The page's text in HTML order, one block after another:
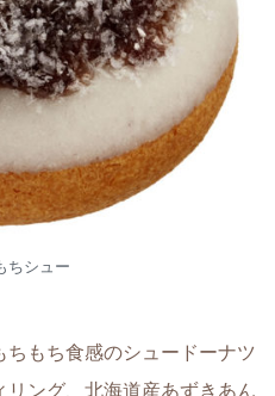
ちシュー
ちもち食感のシュードーナツ
ング、北海道産あずきあん